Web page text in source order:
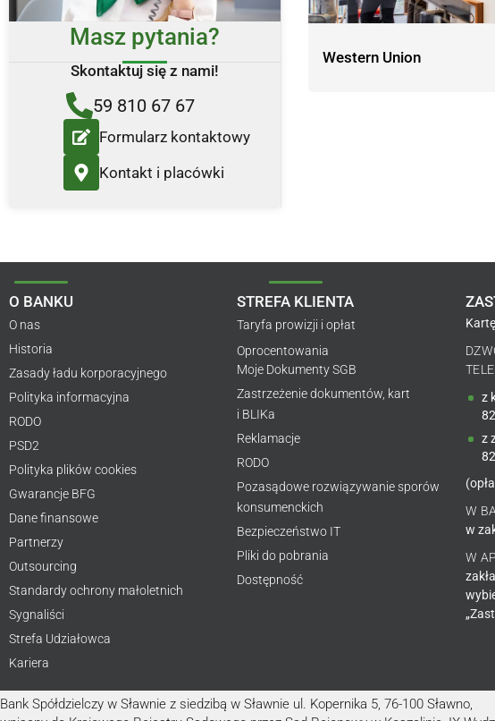
Masz pytania?
Skontaktuj się z nami!
59 810 67 67
Formularz kontaktowy
Kontakt i placówki
Western Union
O BANKU
O nas
Historia
Zasady ładu korporacyjnego
Polityka informacyjna
RODO
PSD2
Polityka plików cookies
Gwarancje BFG
Dane finansowe
Partnerzy
Outsourcing
Standardy ochrony małoletnich
Sygnaliści
Strefa Udziałowca
Kariera
STREFA KLIENTA
Taryfa prowizji i opłat
Oprocentowania
Moje Dokumenty SGB
Zastrzeżenie dokumentów, kart
i BLIKa
Reklamacje
RODO
Pozasądowe rozwiązywanie sporów
konsumenckich
Bezpieczeństwo IT
Pliki do pobrania
Dostępność
z
z
W
w
W
Bank Spółdzielczy w Sławnie z siedzibą w Sławnie ul. Kopernika 5, 76-100 Sławno,